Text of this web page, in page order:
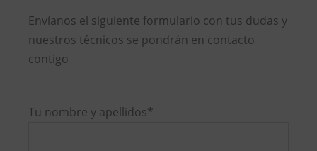
Envíanos el siguiente formulario con tus dudas y
nuestros técnicos se pondrán en contacto
contigo
Tu nombre y apellidos*